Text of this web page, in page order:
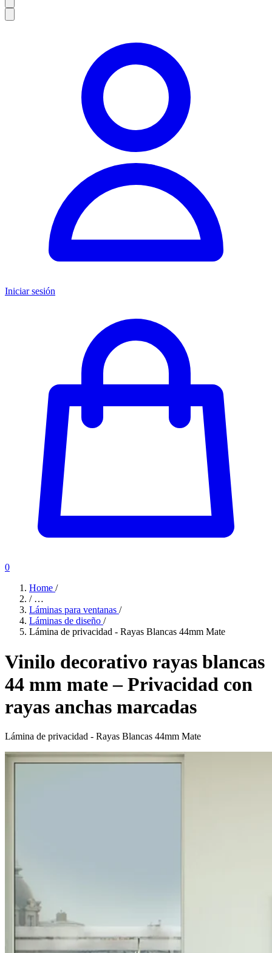
Iniciar sesión
0
Home /
/ …
Láminas para ventanas /
Láminas de diseño /
Lámina de privacidad - Rayas Blancas 44mm Mate
Vinilo decorativo rayas blancas
44 mm mate – Privacidad con
rayas anchas marcadas
Lámina de privacidad - Rayas Blancas 44mm Mate